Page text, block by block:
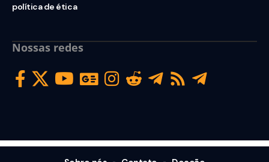
política de ética
Nossas redes